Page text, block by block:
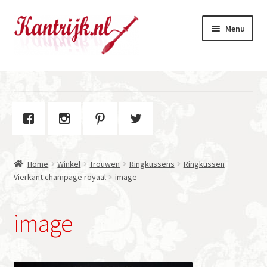
Ga
door
Ga
naar
Menu
Contact
Home Winkel Trouwen Ringkussens
Ringkussen
Vierkant champage royaal
image
image